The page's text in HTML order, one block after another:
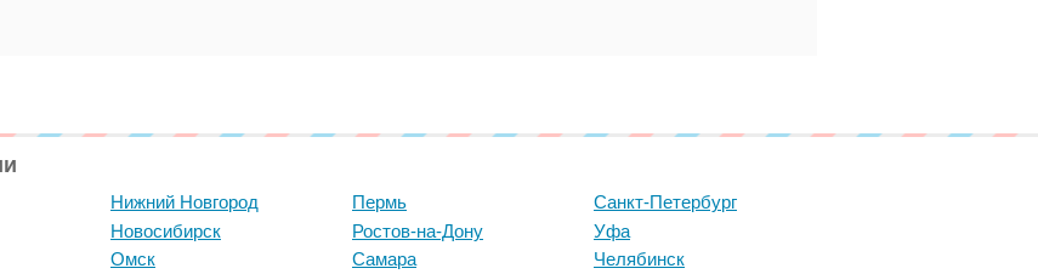
Нижний Новгород
Новосибирск
Омск
Пермь
Ростов-на-Дону
Самара
Санкт-Петербург
Уфа
Челябинск